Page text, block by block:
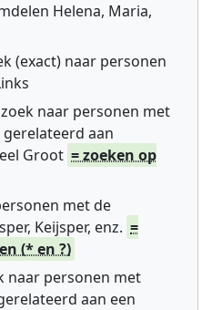
Helena, Maria,
(exact) naar personen
naar personen met
aan
Groot = zoeken op
met de
Keijsper, enz. =
(* en ?)
naar personen met
aan een